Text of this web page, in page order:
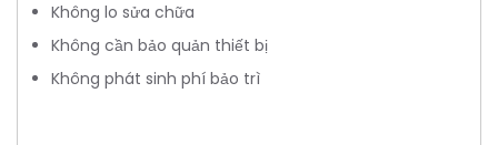
Không lo sửa chữa
Không cần bảo quản thiết bị
Không phát sinh phí bảo trì